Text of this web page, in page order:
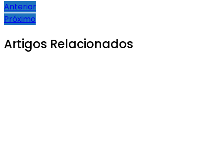
Navegação
de
Post
Anterior
Próximo
Artigos Relacionados